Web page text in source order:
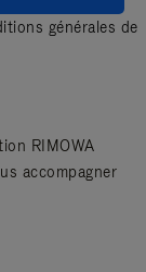
générales de
RIMOWA
accompagner